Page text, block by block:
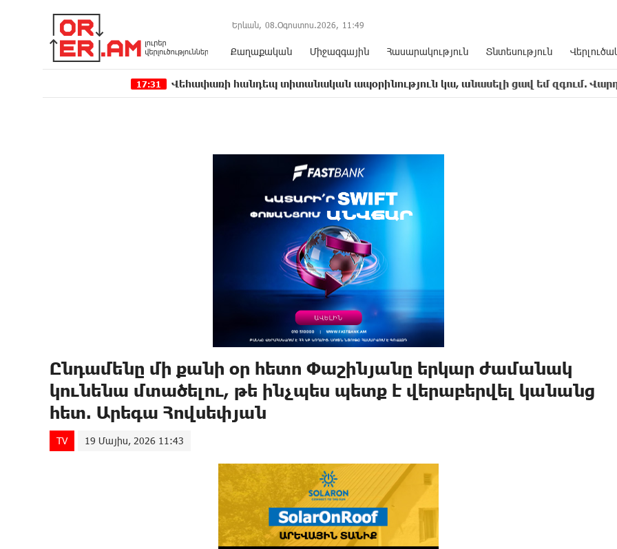
Երևան, 08.Օգոստոս.2026, 11 :49
Քաղաքական Միջազգային Հասարակություն Տնտեսություն
Վեհափառի հանդեպ տիտանական ապօրինություն կա, անասելի ցավ եմ զգում. Վարդևանյան
Ընդամենը մի քանի օր հետո Փաշինյանը երկար ժամանակ
կունենա մտածելու, թե ինչպես պետք է վերաբերվել կանանց
հետ. Արեգա Հովսեփյան
TV 19 Մայիս, 2026 11:43